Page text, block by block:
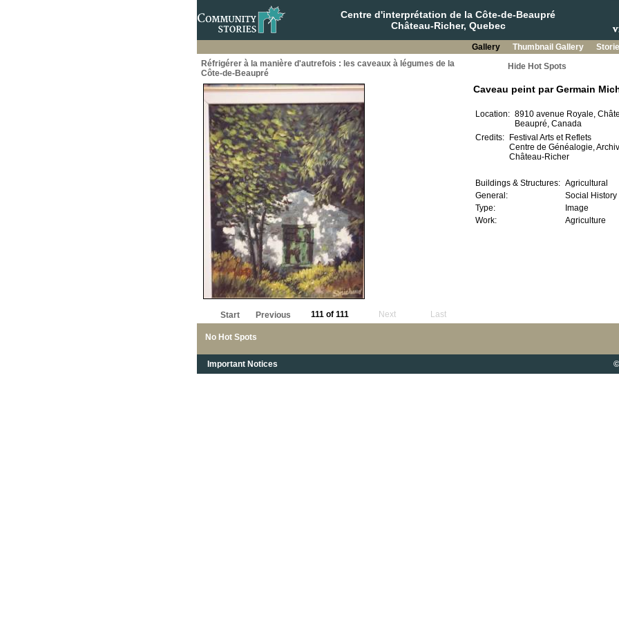
Centre d'interprétation de la Côte-de-Beaupré
Château-Richer, Quebec
Gallery Thumbnail Gallery
Réfrigérer à la manière d'autrefois : les caveaux à légumes de la
Côte-de-Beaupré
Hide Hot Spots
No Hot Spots
Start Previous 111 of 111 Next Last
Important Notices